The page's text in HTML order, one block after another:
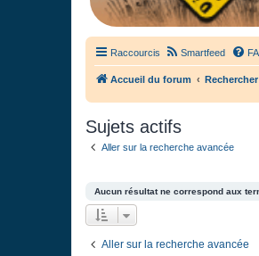
Raccourcis Smartfeed
Accueil du forum Rechercher
Sujets actifs
Aller sur la recherche avancée
Aucun résultat ne correspond aux
Aller sur la recherche avancée